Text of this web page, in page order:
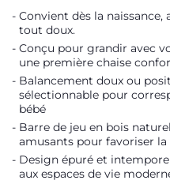
Convient dès la
tout doux.
Conçu pour grandir avec
une première chaise
Balancement doux ou
sélectionnable pour
bébé
Barre de jeu en bois
amusants pour favoriser
Design épuré et
aux espaces de vie